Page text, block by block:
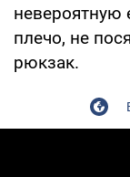
невероятную
плечо, не
рюкзак.